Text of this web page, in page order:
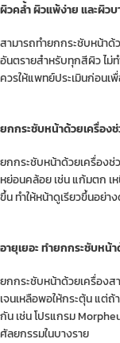
ผิวคล้ำ ผิวแพ้ง่าย และผิว
สามารถทำยกกระชับหน้าด้
อันตรายสำหรับทุกสีผิว ไม่
ควรให้แพทย์ประเมินก่อนเ
ยกกระชับหน้าด้วยเครื่อง
ยกกระชับหน้าด้วยเครื่องช่
หย่อนคล้อย เช่น แก้มตก เ
ขึ้น ทำให้หน้าดูเรียวขึ้นอย่า
อายุเยอะ ทำยกกระชับหน้
ยกกระชับหน้าด้วยเครื่องส
เจนเหลือพอให้กระตุ้น แต่
กัน เช่น โปรแกรม
ศัลยกรรมในบางราย